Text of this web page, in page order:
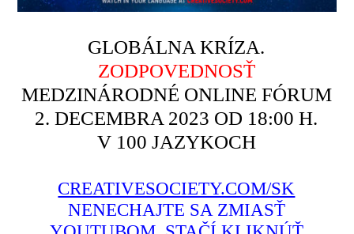
GLOBÁLNA KRÍZA.
ZODPOVEDNOSŤ
MEDZINÁRODNÉ ONLINE FÓRUM
2. DECEMBRA 2023 OD 18:00 H.
V 100 JAZYKOCH
CREATIVESOCIETY.COM/SK
NENECHAJTE SA ZMIASŤ